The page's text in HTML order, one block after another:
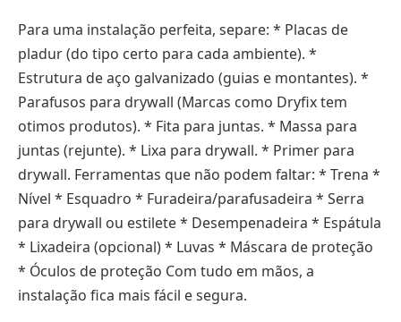
Para uma instalação perfeita, separe: * Placas de
pladur (do tipo certo para cada ambiente). *
Estrutura de aço galvanizado (guias e montantes). *
Parafusos para drywall (Marcas como Dryfix tem
otimos produtos). * Fita para juntas. * Massa para
juntas (rejunte). * Lixa para drywall. * Primer para
drywall. Ferramentas que não podem faltar: * Trena *
Nível * Esquadro * Furadeira/parafusadeira * Serra
para drywall ou estilete * Desempenadeira * Espátula
* Lixadeira (opcional) * Luvas * Máscara de proteção
* Óculos de proteção Com tudo em mãos, a
instalação fica mais fácil e segura.